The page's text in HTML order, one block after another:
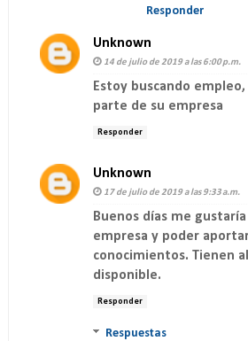
Responder
Unknown
14 de julio de 2019 a las 6:00 p.m.
Estoy buscando
parte de su empresa
Responder
Unknown
17 de julio de 2019 a las 9:33 a.m.
Buenos días me
empresa y poder
conocimientos. Tienen
disponible.
Responder
Respuestas